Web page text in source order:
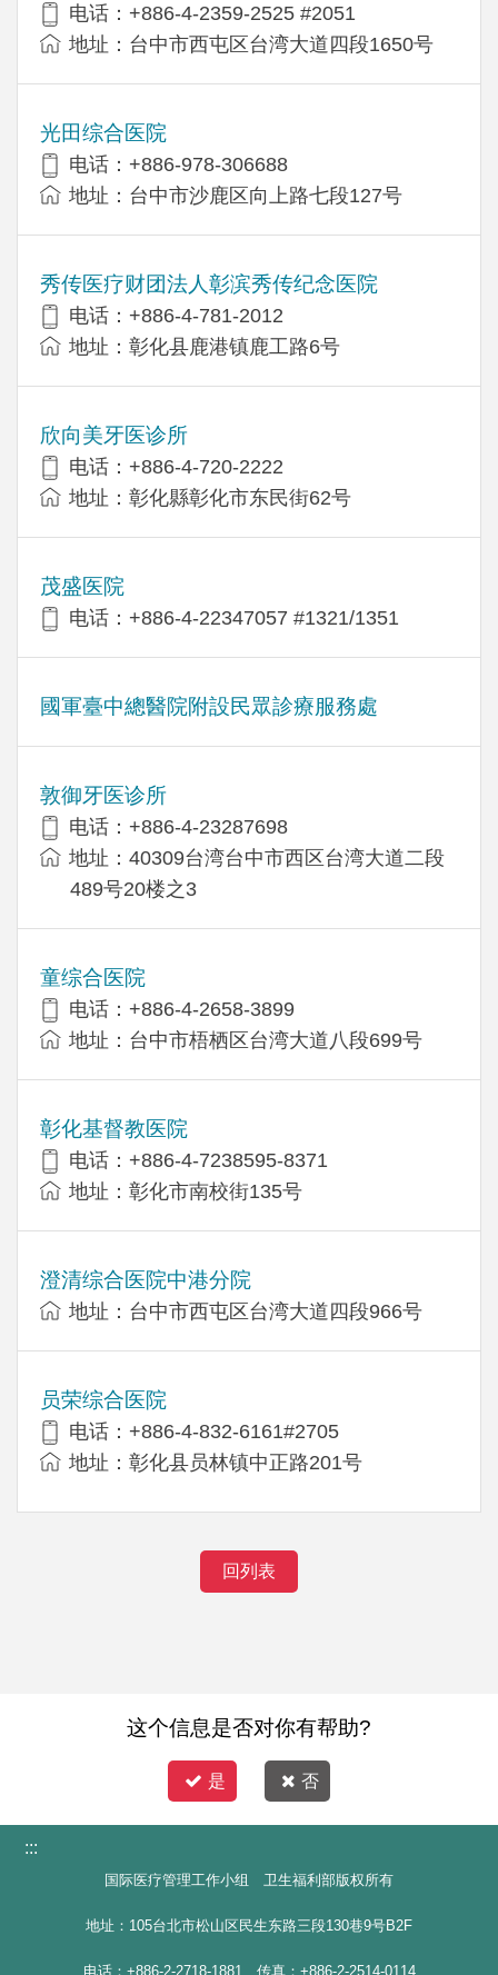
电话：+886-4-2359-2525 #2051
地址：台中市西屯区台湾大道四段1650号
光田综合医院
电话：+886-978-306688
地址：台中市沙鹿区向上路七段127号
秀传医疗财团法人彰滨秀传纪念医院
电话：+886-4-781-2012
地址：彰化县鹿港镇鹿工路6号
欣向美牙医诊所
电话：+886-4-720-2222
地址：彰化縣彰化市东民街62号
茂盛医院
电话：+886-4-22347057 #1321/1351
國軍臺中總醫院附設民眾診療服務處
敦御牙医诊所
电话：+886-4-23287698
地址：40309台湾台中市西区台湾大道二段
489号20楼之3
童综合医院
电话：+886-4-2658-3899
地址：台中市梧栖区台湾大道八段699号
彰化基督教医院
电话：+886-4-7238595-8371
地址：彰化市南校街135号
澄清综合医院中港分院
地址：台中市西屯区台湾大道四段966号
员荣综合医院
电话：+886-4-832-6161#2705
地址：彰化县员林镇中正路201号
回列表
这个信息是否对你有帮助?
是 否
:::
国际医疗管理工作小组 卫生福利部版权所有
地址：105台北市松山区民生东路三段130巷9号B2F
电话：+886-2-2718-1881 传真：+886-2-2514-0114